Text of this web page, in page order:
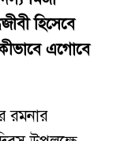
হিসেবে
এগোবে
রমনার